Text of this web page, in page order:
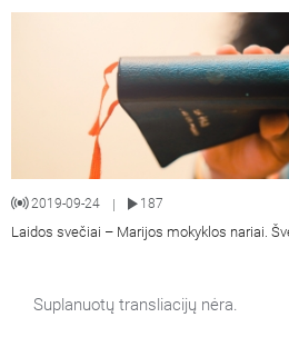
2019-09-24 | 187
Laidos svečiai – Marijos mokyklos nariai.
Suplanuotų transliacijų nėra.